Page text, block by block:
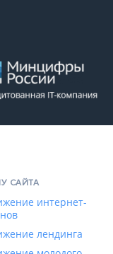
САЙТА
интернет-
лендинга